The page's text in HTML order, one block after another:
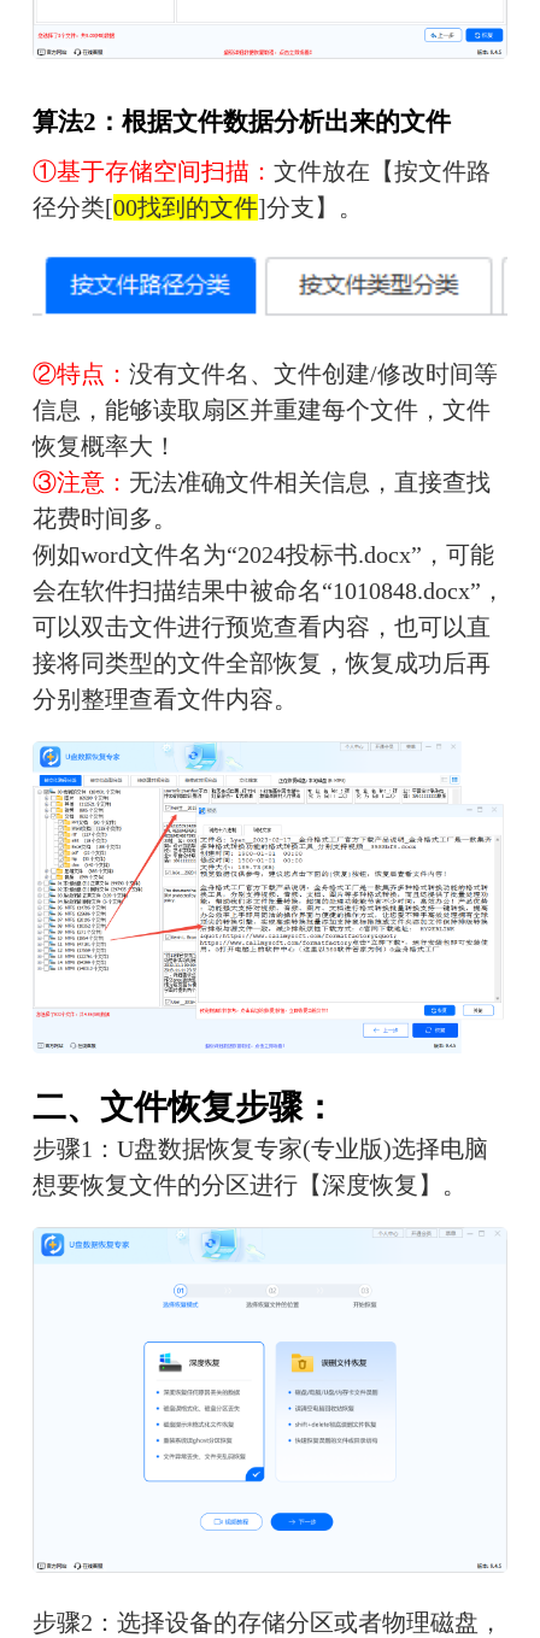
算法2：根据文件数据分析出来的文件
①基于存储空间扫描： 文件放在【按文件路
径分类[00找到的文件]分支】。
②特点： 没有文件名、文件创建/修改时间等
信息，能够读取扇区并重建每个文件，文件
恢复概率大！
③注意： 无法准确文件相关信息，直接查找
花费时间多。
例如word文件名为“2024投标书.docx”，可能
会在软件扫描结果中被命名“1010848.docx”，
可以双击文件进行预览查看内容，也可以直
接将同类型的文件全部恢复，恢复成功后再
分别整理查看文件内容。
二、文件恢复步骤：
步骤1：U盘数据恢复专家(专业版)选择电脑
想要恢复文件的分区进行【深度恢复】。
步骤2：选择设备的存储分区或者物理磁盘，